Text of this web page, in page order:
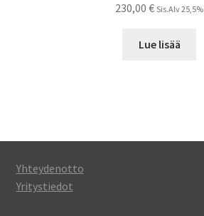
230,00 € Sis.Alv 25,5%
Lue lisää
Yhteydenotto
Yritystiedot